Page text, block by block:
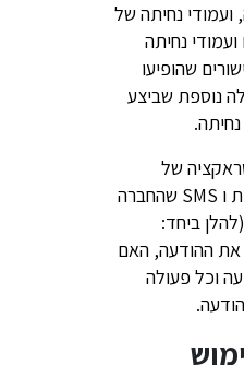
נחיתה של
נחיתה
שהופיעו
נוספת שביצע
של
נמענים עם הודעות דוא"ל, הודעות ו SMS שהחברה
ביחד:
ההודעה, האם
וכל פעולה